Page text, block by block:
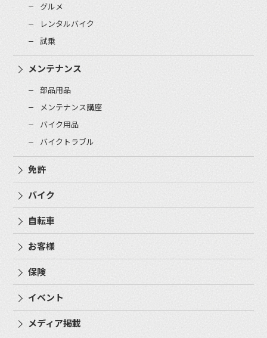
グルメ
レンタルバイク
試乗
メンテナンス
部品用品
メンテナンス講座
バイク用品
バイクトラブル
免許
バイク
自転車
お客様
保険
イベント
メディア掲載